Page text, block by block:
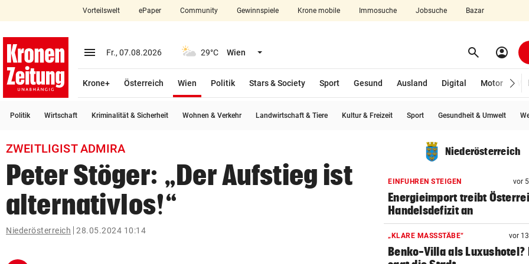
closeSchließen
account_circle Anmelden
arrow_right
bookmark
search
Suchbegriff
eingeben
Vorteilswelt ePaper Community Gewinnspiele Krone mobile Immosuche Jobsuche Bazar
menu Menü aufklappen
Fr., 07.08.2026 29°C Wien Menü aufklappen search Suchen
account_circle
Krone+ Österreich Wien
Politik
Stars & Society Sport Gesund Ausland Digital Motor
Politik Wirtschaft Kriminalität & Sicherheit Wohnen & Verkehr Landwirtschaft & Tiere Kultur & Freizeit Sport Gesundheit & Umwelt
ZWEITLIGIST ADMIRA
Peter Stöger: „Der Aufstieg ist
alternativlos!“
Niederösterreich 28.05.2024 10:14
Niederösterreich
EINFUHREN STEIGEN vor
Energieimport treibt
Handelsdefizit an
„KLARE MASSSTÄBE“ vor
Benko-Villa als Luxushotel?